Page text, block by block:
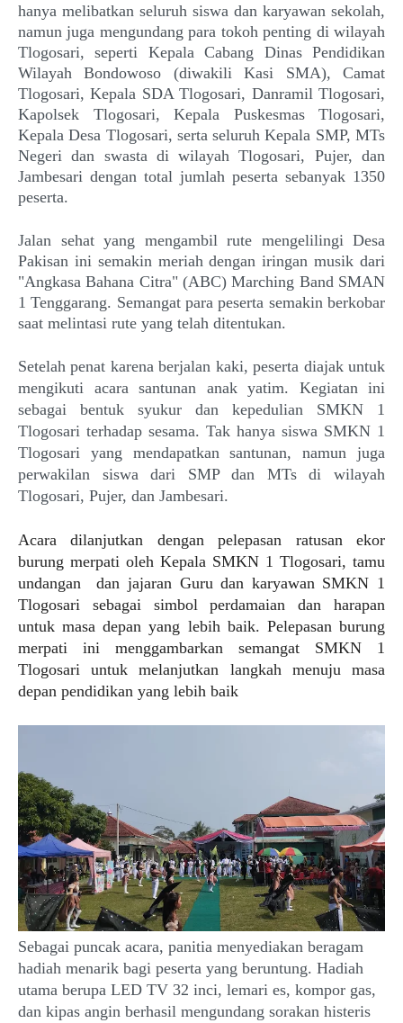
hanya melibatkan seluruh siswa dan karyawan sekolah,
namun juga mengundang para tokoh penting di wilayah
Tlogosari, seperti Kepala Cabang Dinas Pendidikan
Wilayah Bondowoso (diwakili Kasi SMA), Camat
Tlogosari, Kepala SDA Tlogosari, Danramil Tlogosari,
Kapolsek Tlogosari, Kepala Puskesmas Tlogosari,
Kepala Desa Tlogosari, serta seluruh Kepala SMP, MTs
Negeri dan swasta di wilayah Tlogosari, Pujer, dan
Jambesari dengan total jumlah peserta sebanyak 1350
peserta.
Jalan sehat yang mengambil rute mengelilingi Desa
Pakisan ini semakin meriah dengan iringan musik dari
"Angkasa Bahana Citra" (ABC) Marching Band SMAN
1 Tenggarang. Semangat para peserta semakin berkobar
saat melintasi rute yang telah ditentukan.
Setelah penat karena berjalan kaki, peserta diajak untuk
mengikuti acara santunan anak yatim. Kegiatan ini
sebagai bentuk syukur dan kepedulian SMKN 1
Tlogosari terhadap sesama. Tak hanya siswa SMKN 1
Tlogosari yang mendapatkan santunan, namun juga
perwakilan siswa dari SMP dan MTs di wilayah
Tlogosari, Pujer, dan Jambesari.
Acara dilanjutkan dengan pelepasan ratusan ekor
burung merpati oleh Kepala SMKN 1 Tlogosari, tamu
undangan dan jajaran Guru dan karyawan SMKN 1
Tlogosari sebagai simbol perdamaian dan harapan
untuk masa depan yang lebih baik. Pelepasan burung
merpati ini menggambarkan semangat SMKN 1
Tlogosari untuk melanjutkan langkah menuju masa
depan pendidikan yang lebih baik
Sebagai puncak acara, panitia menyediakan beragam
hadiah menarik bagi peserta yang beruntung. Hadiah
utama berupa LED TV 32 inci, lemari es, kompor gas,
dan kipas angin berhasil mengundang sorakan histeris